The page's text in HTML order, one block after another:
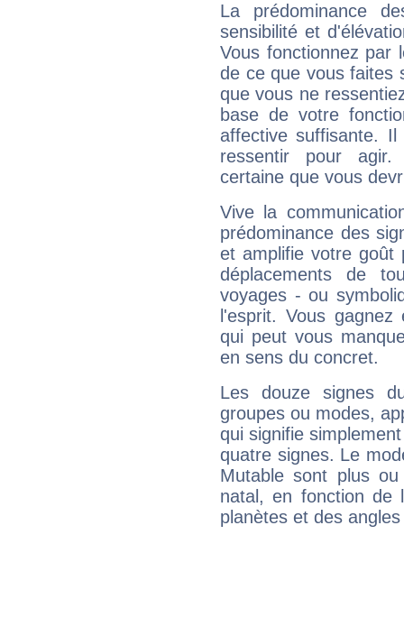
La prédominance
sensibilité et
Vous fonctionnez
de ce que vous faites
que vous ne
base de votre
affective suffisante.
ressentir pour agir.
certaine que vous
Vive la
prédominance des
et amplifie votre goût
déplacements de
voyages - ou
l'esprit. Vous
qui peut vous
en sens du concret.
Les douze signes
groupes ou modes,
qui signifie
quatre signes. Le
Mutable sont plus
natal, en fonction de
planètes et des